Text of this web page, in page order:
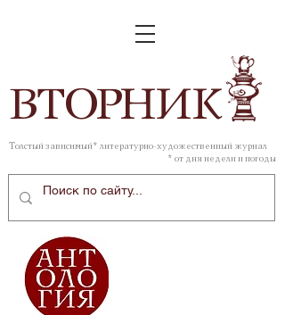
ВТОРНИК
Толстый зависимый* литературно-художественный журнал
* от дня недели и погоды